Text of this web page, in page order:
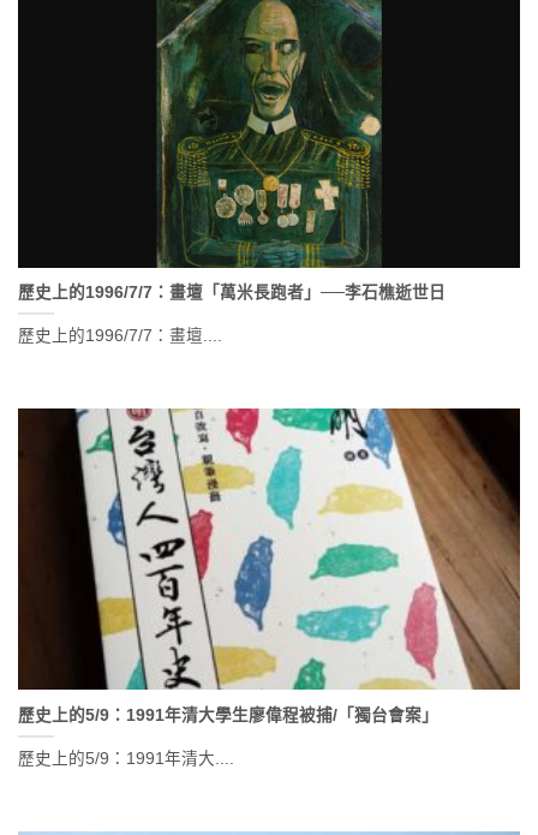
歷史上的1996/7/7：畫壇「萬米長跑者」──李石樵逝世日
歷史上的1996/7/7：畫壇....
歷史上的5/9：1991年清大學生廖偉程被捕/「獨台會案」
歷史上的5/9：1991年清大....